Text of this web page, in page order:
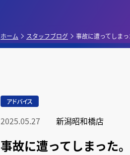
新車・中古車販
売店
ホーム スタッフブログ 事故に遭ってしま
アドバイス
2025.05.27 新潟昭和橋店
事故に遭ってしまった